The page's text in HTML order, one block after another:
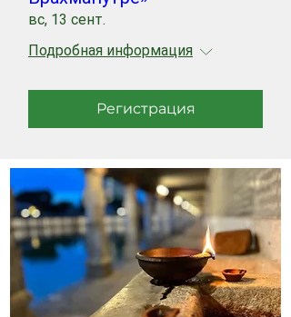
вс, 13 сент.
Подробная информация
Регистрация